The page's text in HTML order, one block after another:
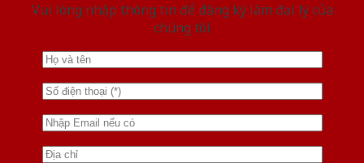
Vui lòng nhập thông tin để đăng ký làm đại lý của
chúng tôi